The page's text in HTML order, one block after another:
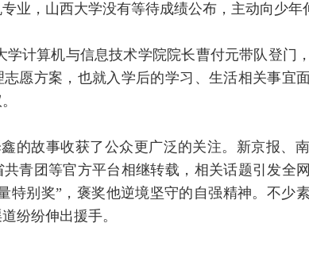
业，山西大学没有等待成绩公布，主动向少年
学计算机与信息技术学院院长曹付元带队登门
愿方案，也就入学后的学习、生活相关事宜
的故事收获了公众更广泛的关注。新京报、
青团等官方平台相继转载，相关话题引发全
特别奖”，褒奖他逆境坚守的自强精神。不少
纷纷伸出援手。